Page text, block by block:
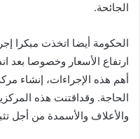
الجائحة.
الحكومة أيضا اتخذت مبكرا
ارتفاع الأسعار وخصوصا بعد
أهم هذه الإجراءات، إنشاء
الحاجة. وقداقتنت هذه
والأعلاف والأسمدة من أجل